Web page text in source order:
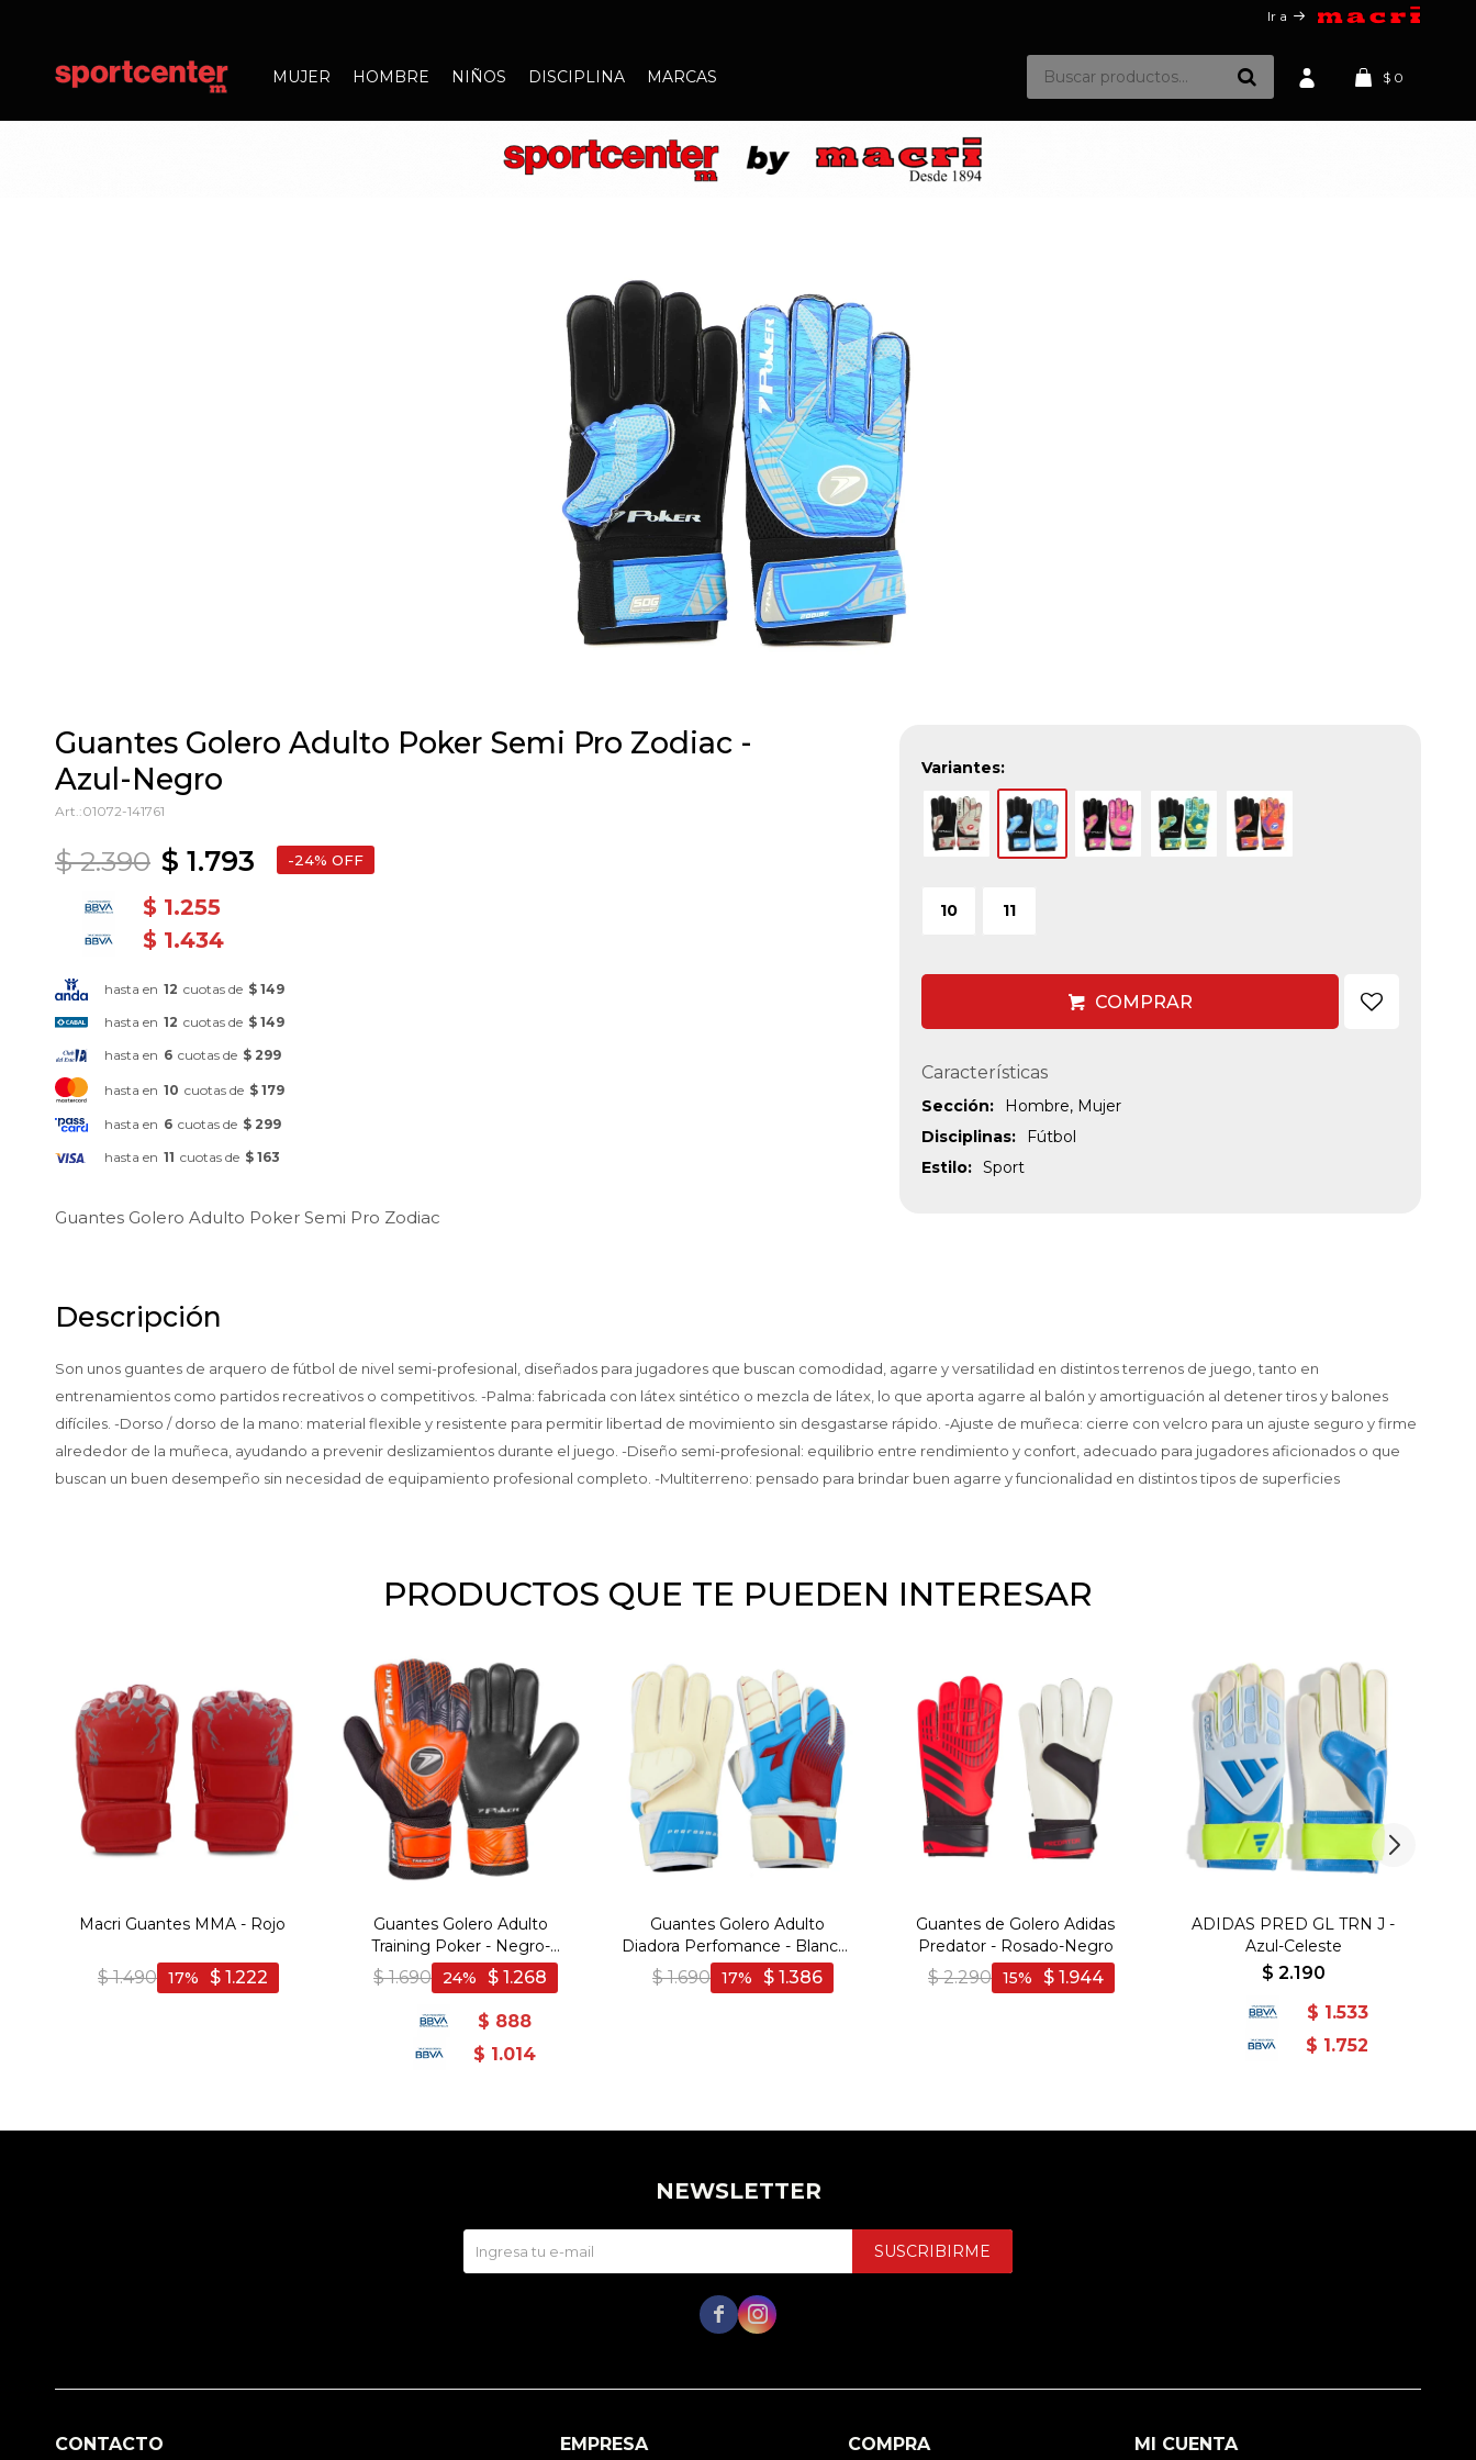
MUJER HOMBRE NIÑOS DISCIPLINA MARCAS $ 0
Ir a
Guantes Golero Adulto Poker Semi Pro Zodiac -
Azul-Negro
01072-141761
$ 1.793
$ 2.390 24
$ 1.255
$ 1.434
hasta en 12 cuotas de $ 149
hasta en 12 cuotas de $ 149
hasta en 6 cuotas de $ 299
hasta en 10 cuotas de $ 179
hasta en 6 cuotas de $ 299
hasta en 11 cuotas de $ 163
Guantes Golero Adulto Poker Semi Pro Zodiac
Variantes:
10 11
COMPRAR
Características
Sección
Hombre, Mujer
Disciplinas
Fútbol
Estilo
Sport
Descripción
Son unos guantes de arquero de fútbol de nivel semi-profesional, diseñados para jugadores que buscan comodidad, agarre y versatilidad en distintos terrenos de juego, tanto en
entrenamientos como partidos recreativos o competitivos. -Palma: fabricada con látex sintético o mezcla de látex, lo que aporta agarre al balón y amortiguación al detener tiros y balones
difíciles. -Dorso / dorso de la mano: material flexible y resistente para permitir libertad de movimiento sin desgastarse rápido. -Ajuste de muñeca: cierre con velcro para un ajuste seguro y firme
alrededor de la muñeca, ayudando a prevenir deslizamientos durante el juego. -Diseño semi-profesional: equilibrio entre rendimiento y confort, adecuado para jugadores aficionados o que
buscan un buen desempeño sin necesidad de equipamiento profesional completo. -Multiterreno: pensado para brindar buen agarre y funcionalidad en distintos tipos de superficies
PRODUCTOS QUE TE PUEDEN INTERESAR
Macri Guantes MMA - Rojo
$ 1.490 $ 1.222
17
Guantes Golero Adulto
Training Poker - Negro-
Naranja
$ 1.690 $ 1.268
24
$ 888
$ 1.014
Guantes Golero Adulto
Diadora Perfomance - Blanco-
Azul
$ 1.690 $ 1.386
17
Guantes de Golero Adidas
Predator - Rosado-Negro
$ 2.290 $ 1.944
15
ADIDAS PRED GL TRN J -
Azul-Celeste
$ 2.190
$ 1.533
$ 1.752
CONTACTO EMPRESA COMPRA MI CUENTA
NEWSLETTER
SUSCRIBIRME
 